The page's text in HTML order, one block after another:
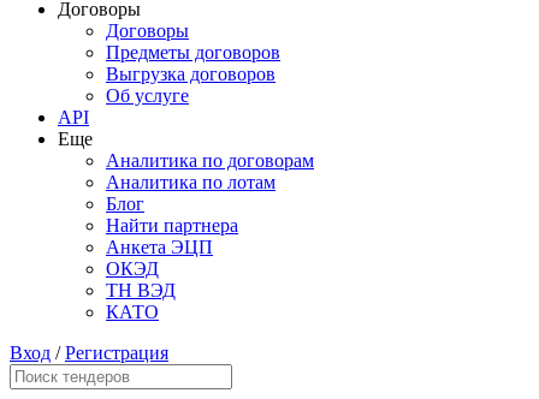
Договоры
Договоры
Предметы договоров
Выгрузка договоров
Об услуге
API
Еще
Аналитика по договорам
Аналитика по лотам
Блог
Найти партнера
Анкета ЭЦП
ОКЭД
ТН ВЭД
КАТО
Вход /Регистрация